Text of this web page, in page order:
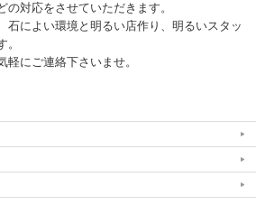
の対応をさせていただきます。
石によい環境と明るい店作り、明るいスタッ
にご連絡下さいませ。